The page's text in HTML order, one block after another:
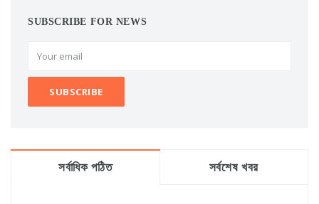
SUBSCRIBE FOR NEWS
সর্বাধিক পঠিত সর্বশেষ খবর